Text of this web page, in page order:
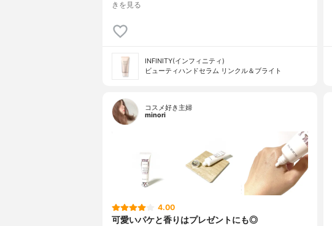
きを見る
INFINITY(インフィニティ)
ビューティハンドセラム リンクル＆ブライト
コスメ好き主婦
minori
4.00
可愛いパケと香りはプレゼントにも◎